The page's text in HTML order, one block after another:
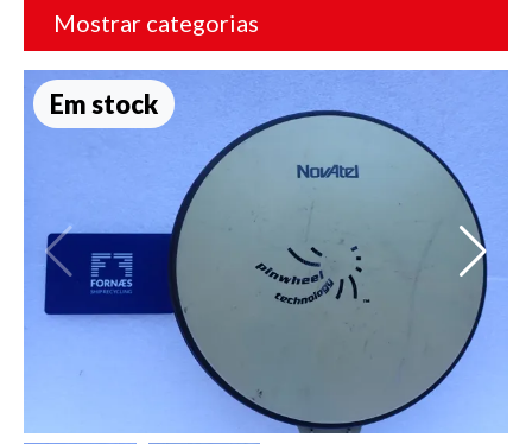
Mostrar categorias
Em stock